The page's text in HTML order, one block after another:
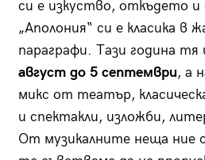
си е изкуство, откъдето и
„Аполония“ си е класика в
параграфи. Тази година
август до 5 септември, а
микс от театър,
и спектакли, изложби,
От музикалните неща ние